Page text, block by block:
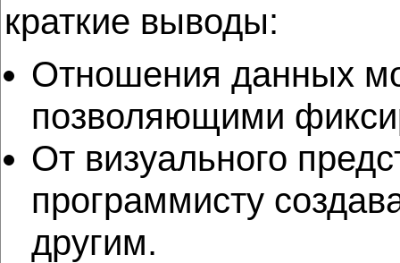
краткие выводы:
Отношения данных
позволяющими
От визуального
программисту
другим.